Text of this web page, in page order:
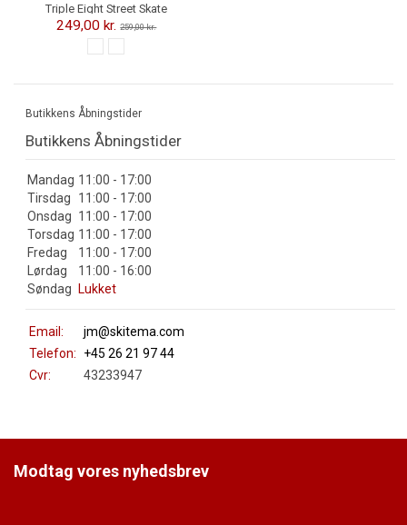
Triple Eight Street Skate
Knæbeskyttere
249,00 kr.259,00 kr.
Butikkens Åbningstider
Butikkens Åbningstider
Mandag 11:00 - 17:00
Tirsdag
11:00 - 17:00
Onsdag 11:00 - 17:00
Torsdag 11:00 - 17:00
Fredag
11:00 - 17:00
Lørdag
11:00 - 16:00
Søndag
Lukket
Email:
jm@skitema.com
Telefon:
+45 26 21 97 44
Cvr:
43233947
Modtag vores nyhedsbrev